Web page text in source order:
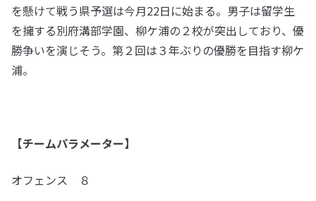
を懸けて戦う県予選は今月22日に始まる。男子は留学生
を擁する別府溝部学園、柳ケ浦の２校が突出しており、優
勝争いを演じそう。第２回は３年ぶりの優勝を目指す柳ケ
浦。
【チームパラメーター】
オフェンス ８